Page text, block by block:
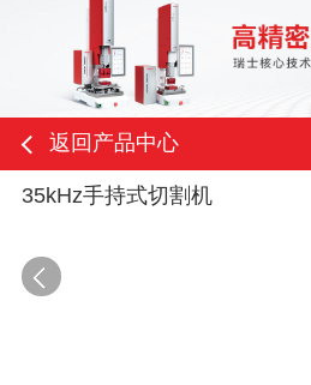
返回产品中心
35kHz手持式切割机